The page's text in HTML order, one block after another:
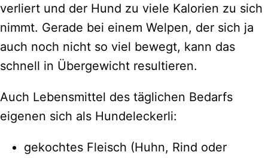
verliert und der Hund zu viele Kalorien zu sich
nimmt. Gerade bei einem Welpen, der sich ja
auch noch nicht so viel bewegt, kann das
schnell in Übergewicht resultieren.
Auch Lebensmittel des täglichen Bedarfs
eigenen sich als Hundeleckerli:
gekochtes Fleisch (Huhn, Rind oder